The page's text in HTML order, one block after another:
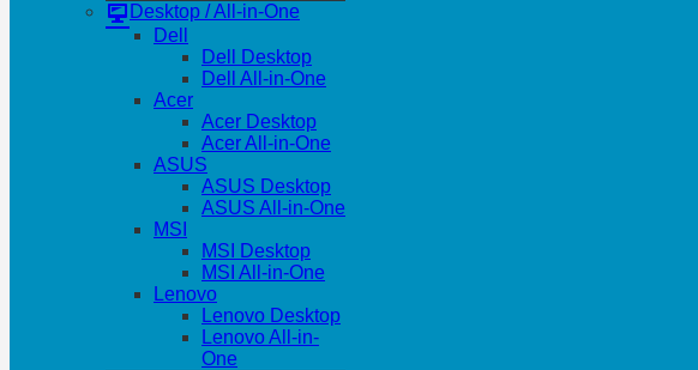
Desktop / All-in-One
Dell
Dell Desktop
Dell All-in-One
Acer
Acer Desktop
Acer All-in-One
ASUS
ASUS Desktop
ASUS All-in-One
MSI
MSI Desktop
MSI All-in-One
Lenovo
Lenovo Desktop
Lenovo All-in-
One